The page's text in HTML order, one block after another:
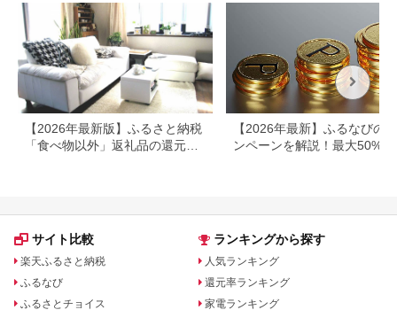
【2026年最新版】ふるさと納税
「食べ物以外」返礼品の還元率
【2026年最新】ふるなびの
ンペーンを解説！最大50%還
サイト比較
楽天ふるさと納税
ふるなび
ふるさとチョイス
ランキングから探す
人気ランキング
還元率ランキング
家電ランキング